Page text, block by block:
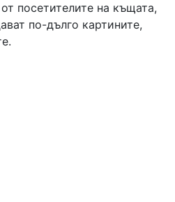
посетителите на къщата,
по-дълго картините,